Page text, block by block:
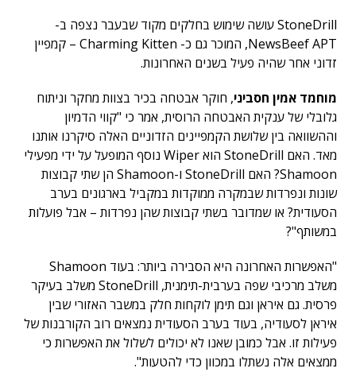
StoneDrill עושה שימוש בחלקים מקוד שבעבר נצפה ב-
NewsBeef APT, המוכר גם כ- Charming Kitten – קמפיין
זדוני אחר שהיה פעיל בשנים האחרונות.
מוחמד אמין חסביני, חוקר אבטחה בכיר בצוות מחקר וניתוח
גלובלי של ענקית האבטחה הרוסית, אמר כי "קווי הדמיון
וההשוואה בין שלושת הקמפיינים הזדוניים האלה סיקרנו אותנו
מאד. האם StoneDrill הוא Wiper נוסף המופעל על ידי מפעילי
Shamoon? האם StoneDrill ו-Shamoon הן שתי קבוצות
שונות ונפרדות שבמקרה ממוקדות במקביל בארגונים בערב
הסעודית? או שמדובר בשתי קבוצות שהן נפרדות – אבל פועלות
במשותף"?
"האפשרות האחרונה היא הסבירה ביותר: בעוד Shamoon
משלב מרכיבי שפה בערבית-תימנית, StoneDrill משלב בעיקר
פרסית. גם איראן וגם תימן לוקחות חלק במשבר האזורי שבין
איראן לסעודיה, בעוד בערב הסעודית נמצאים רוב הקורבנות של
פעילות זו. אבל כמובן שאנו לא יכולים לשלול את האפשרות כי
ממצאים אלה נשתלו במכוון כדי להטעות".